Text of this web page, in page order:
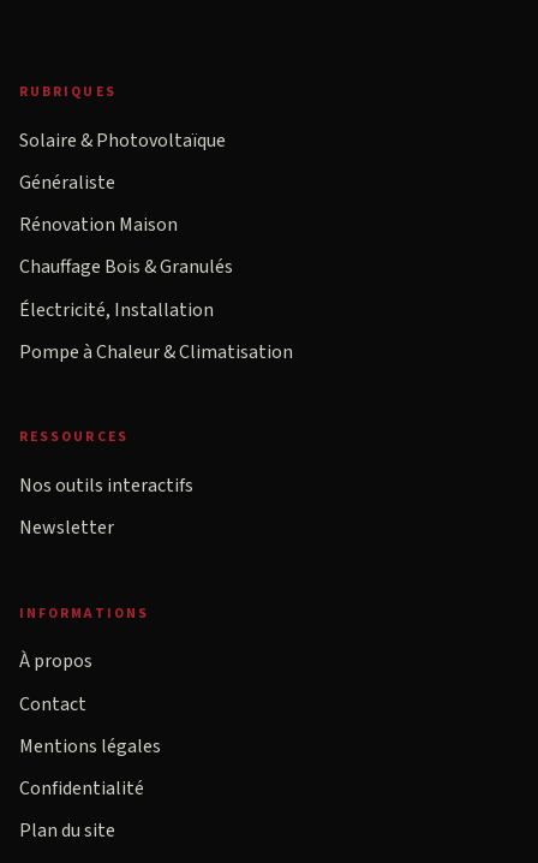
RUBRIQUES
Solaire & Photovoltaïque
Généraliste
Rénovation Maison
Chauffage Bois & Granulés
Électricité, Installation
Pompe à Chaleur & Climatisation
RESSOURCES
Nos outils interactifs
Newsletter
INFORMATIONS
À propos
Contact
Mentions légales
Confidentialité
Plan du site